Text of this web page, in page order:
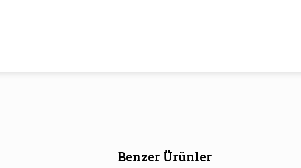
Benzer Ürünler